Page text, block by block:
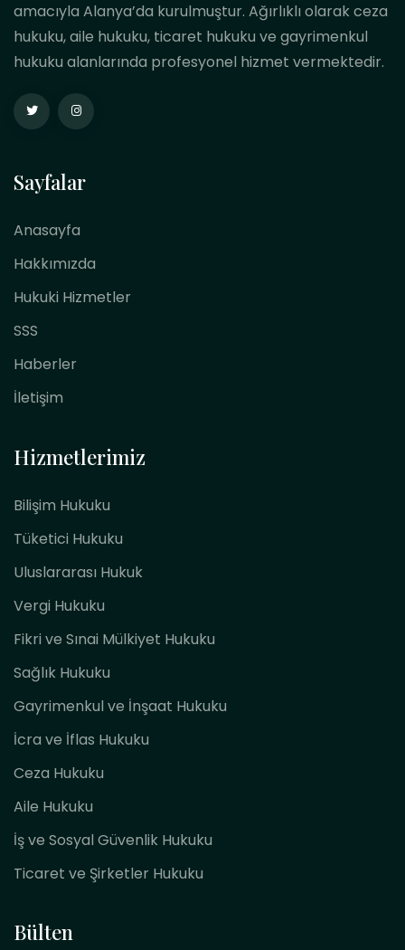
amacıyla Alanya’da kurulmuştur. Ağırlıklı olarak ceza
hukuku, aile hukuku, ticaret hukuku ve gayrimenkul
hukuku alanlarında profesyonel hizmet vermektedir.
Sayfalar
Anasayfa
Hakkımızda
Hukuki Hizmetler
SSS
Haberler
İletişim
Hizmetlerimiz
Bilişim Hukuku
Tüketici Hukuku
Uluslararası Hukuk
Vergi Hukuku
Fikri ve Sınai Mülkiyet Hukuku
Sağlık Hukuku
Gayrimenkul ve İnşaat Hukuku
İcra ve İflas Hukuku
Ceza Hukuku
Aile Hukuku
İş ve Sosyal Güvenlik Hukuku
Ticaret ve Şirketler Hukuku
Bülten